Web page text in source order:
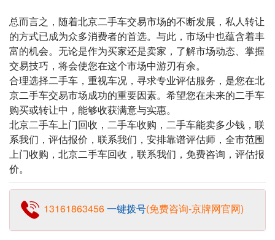
总而言之，随着北京二手车交易市场的不断发展，私人转让
的方式已成为众多消费者的首选。与此，市场中也蕴含着丰
富的机会。无论是作为买家还是卖家，了解市场动态、掌握
交易技巧，将会使您在这个市场中游刃有余。
合理选择二手车，重视车况，寻求专业评估服务，是您在北
京二手车交易市场成功的重要因素。希望您在未来的二手车
购买或转让中，能够收获满意与实惠。
北京二手车上门回收，二手车收购，二手车能卖多少钱，联
系我们，评估报价，联系我们，安排靠谱评估师，全市范围
上门收购，北京二手车回收，联系我们，免费咨询，评估报
价。
13161863456一键拨号(免费咨询-京牌网官网)